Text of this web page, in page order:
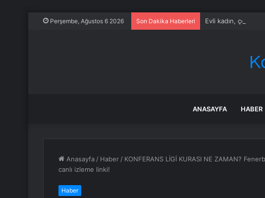
Perşembe, Ağustos 6 2026 Son Dakika Haberleri Evli kadın, çocuk
ANASAYFA HABER
Anasayfa / Haber / KONFERANS LİGİ KURASI NE ZAMAN?
canlı izleme linki!
Haber